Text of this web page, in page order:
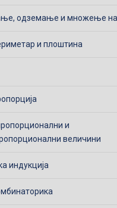
одземање и множење на
и плоштина
и
величини
индукција